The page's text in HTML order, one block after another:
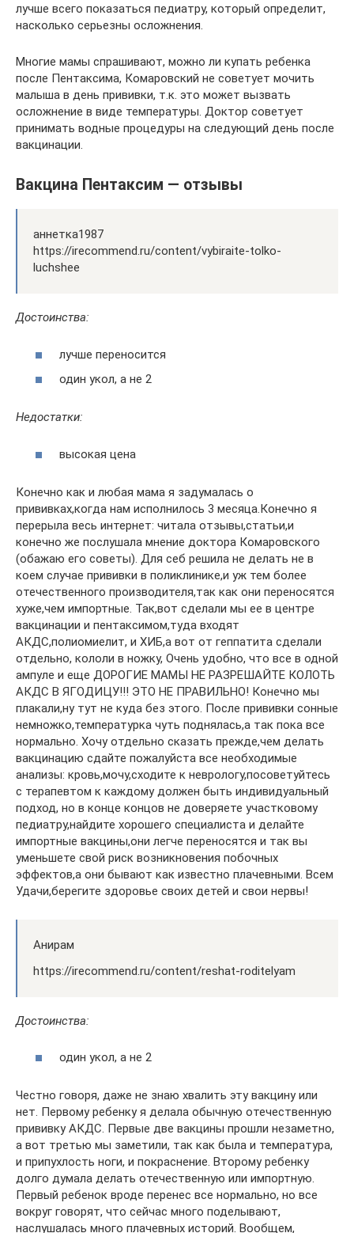
лучше всего показаться педиатру, который определит,
насколько серьезны осложнения.
Многие мамы спрашивают, можно ли купать ребенка
после Пентаксима, Комаровский не советует мочить
малыша в день прививки, т.к. это может вызвать
осложнение в виде температуры. Доктор советует
принимать водные процедуры на следующий день после
вакцинации.
Вакцина Пентаксим — отзывы
аннетка1987
https://irecommend.ru/content/vybiraite-tolko-
luchshee
Достоинства:
лучше переносится
один укол, а не 2
Недостатки:
высокая цена
Конечно как и любая мама я задумалась о
прививках,когда нам исполнилось 3 месяца.Конечно я
перерыла весь интернет: читала отзывы,статьи,и
конечно же послушала мнение доктора Комаровского
(обажаю его советы). Для себ решила не делать не в
коем случае прививки в поликлинике,и уж тем более
отечественного производителя,так как они переносятся
хуже,чем импортные. Так,вот сделали мы ее в центре
вакцинации и пентаксимом,туда входят
АКДС,полиомиелит, и ХИБ,а вот от геппатита сделали
отдельно, кололи в ножку, Очень удобно, что все в одной
ампуле и еще ДОРОГИЕ МАМЫ НЕ РАЗРЕШАЙТЕ КОЛОТЬ
АКДС В ЯГОДИЦУ!!! ЭТО НЕ ПРАВИЛЬНО! Конечно мы
плакали,ну тут не куда без этого. После прививки сонные
немножко,температурка чуть поднялась,а так пока все
нормально. Хочу отдельно сказать прежде,чем делать
вакцинацию сдайте пожалуйста все необходимые
анализы: кровь,мочу,сходите к неврологу,посоветуйтесь
с терапевтом к каждому должен быть индивидуальный
подход, но в конце концов не доверяете участковому
педиатру,найдите хорошего специалиста и делайте
импортные вакцины,они легче переносятся и так вы
уменьшете свой риск возникновения побочных
эффектов,а они бывают как известно плачевными. Всем
Удачи,берегите здоровье своих детей и свои нервы!
Анирам
https://irecommend.ru/content/reshat-roditelyam
Достоинства:
один укол, а не 2
Честно говоря, даже не знаю хвалить эту вакцину или
нет. Первому ребенку я делала обычную отечественную
прививку АКДС. Первые две вакцины прошли незаметно,
а вот третью мы заметили, так как была и температура,
и припухлость ноги, и покраснение. Второму ребенку
долго думала делать отечественную или импортную.
Первый ребенок вроде перенес все нормально, но все
вокруг говорят, что сейчас много поделывают,
наслушалась много плачевных историй. Вообщем,